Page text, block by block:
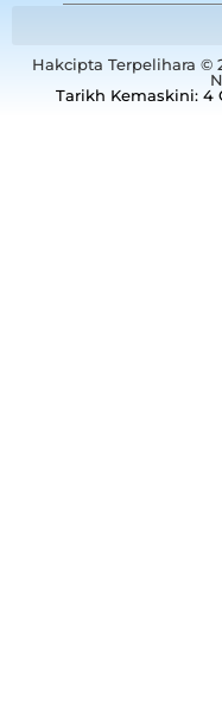
Hakcipta Terpelihara ©
Tarikh Kemaskini: 4